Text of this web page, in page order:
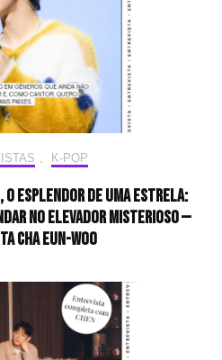
, K-POP
o esplendor de uma estrela:
no elevador misterioso —
EUN-WOO